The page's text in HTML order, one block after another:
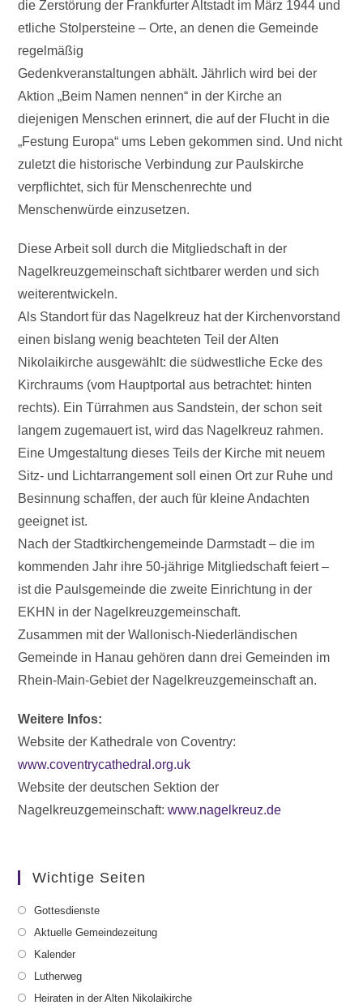
die Zerstörung der Frankfurter Altstadt im März 1944 und
etliche Stolpersteine – Orte, an denen die Gemeinde
regelmäßig
Gedenkveranstaltungen abhält. Jährlich wird bei der
Aktion „Beim Namen nennen“ in der Kirche an
diejenigen Menschen erinnert, die auf der Flucht in die
„Festung Europa“ ums Leben gekommen sind. Und nicht
zuletzt die historische Verbindung zur Paulskirche
verpflichtet, sich für Menschenrechte und
Menschenwürde einzusetzen.
Diese Arbeit soll durch die Mitgliedschaft in der
Nagelkreuzgemeinschaft sichtbarer werden und sich
weiterentwickeln.
Als Standort für das Nagelkreuz hat der Kirchenvorstand
einen bislang wenig beachteten Teil der Alten
Nikolaikirche ausgewählt: die südwestliche Ecke des
Kirchraums (vom Hauptportal aus betrachtet: hinten
rechts). Ein Türrahmen aus Sandstein, der schon seit
langem zugemauert ist, wird das Nagelkreuz rahmen.
Eine Umgestaltung dieses Teils der Kirche mit neuem
Sitz- und Lichtarrangement soll einen Ort zur Ruhe und
Besinnung schaffen, der auch für kleine Andachten
geeignet ist.
Nach der Stadtkirchengemeinde Darmstadt – die im
kommenden Jahr ihre 50-jährige Mitgliedschaft feiert –
ist die Paulsgemeinde die zweite Einrichtung in der
EKHN in der Nagelkreuzgemeinschaft.
Zusammen mit der Wallonisch-Niederländischen
Gemeinde in Hanau gehören dann drei Gemeinden im
Rhein-Main-Gebiet der Nagelkreuzgemeinschaft an.
Weitere Infos:
Website der Kathedrale von Coventry:
www.coventrycathedral.org.uk
Website der deutschen Sektion der
Nagelkreuzgemeinschaft:www.nagelkreuz.de
Wichtige Seiten
Gottesdienste
Aktuelle Gemeindezeitung
Kalender
Lutherweg
Heiraten in der Alten Nikolaikirche